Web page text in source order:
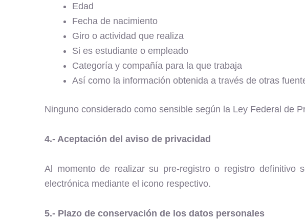
Edad
Fecha de nacimiento
Giro o actividad que realiza
Si es estudiante o empleado
Categoría y compañía para la que trabaja
Así como la información obtenida a través de otras
Ninguno considerado como sensible según la Ley Federal de
4.- Aceptación del aviso de privacidad
Al momento de realizar su pre-registro o registro
electrónica mediante el icono respectivo.
5.- Plazo de conservación de los datos personales